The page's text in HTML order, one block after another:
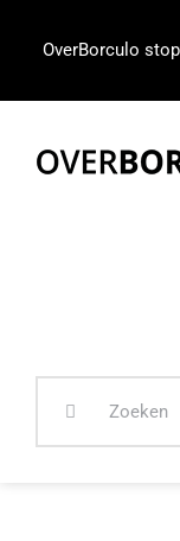
OverBorculo